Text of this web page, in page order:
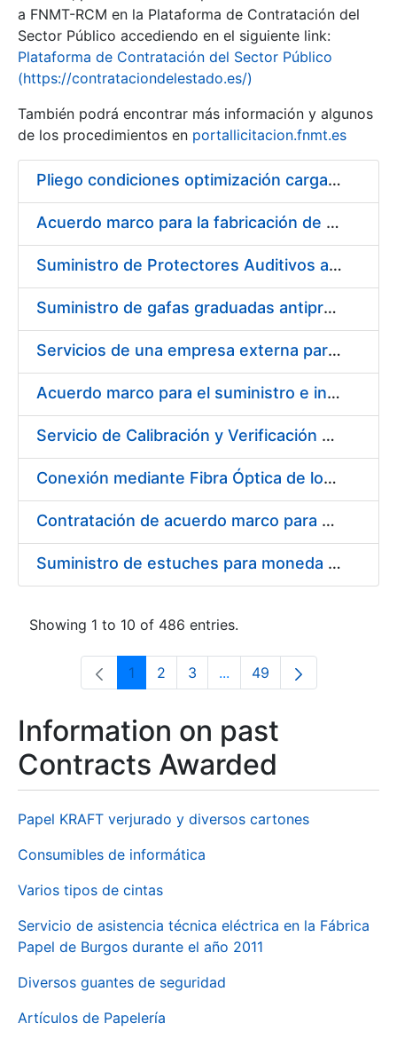
Show/Hide
a FNMT-RCM en la Plataforma de Contratación del
Sector Público accediendo en el siguiente link:
Plataforma de Contratación del Sector Público
(https://contrataciondelestado.es/)
También podrá encontrar más información y algunos
de los procedimientos en portallicitacion.fnmt.es
Pliego condiciones optimización cargas compras firmado
Acuerdo marco para la fabricación de piezas
Suministro de Protectores Auditivos a medida para las personas trabajadoras de los Centros de Trabajo de Madrid y Burgos
Suministro de gafas graduadas antiproyecciones para los trabajadores de la FNMT-RCM en los centros de trabajo de Madrid y Burgos
Servicios de una empresa externa para el asesoramiento y resolución de los recursos de alzada que se presentan relacionados con procesos de selección para la FNMT-RCM
Acuerdo marco para el suministro e instalación de persianas, estores y otros complementos
Servicio de Calibración y Verificación Externa de los Equipos de Medición del Servicio de Prevención de la FNMT-RCM
Conexión mediante Fibra Óptica de los Centros de Proceso de Datos (CPDs) de las sedes de la FNMT-RCM de Burgos y Madrid
Contratación de acuerdo marco para el Suministro de Material de Electricidad para la Fábrica Nacional de Moneda y Timbre-Real Casa de la Moneda en su centro de trabajo de Burgos
Suministro de estuches para moneda de 30 €
Showing 1 to 10 of 486 entries.
Page
1 Page
2 Page
3 ...Intermediate Pages Use
Page
49
Information on past
Contracts Awarded
Papel KRAFT verjurado y diversos cartones
Consumibles de informática
Varios tipos de cintas
Servicio de asistencia técnica eléctrica en la Fábrica
Papel de Burgos durante el año 2011
Diversos guantes de seguridad
Artículos de Papelería